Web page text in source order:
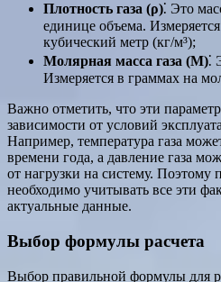
Плотность газа (ρ)⁚ Это
единице объема.
кубический метр (кг/м³);
Молярная масса газа (M)⁚
Измеряется в граммах на
Важно отметить, что эти
зависимости от условий
Например, температура газа
времени года, а давление газа
от нагрузки на систему. Поэтому
необходимо учитывать все эти
актуальные данные.
Выбор формулы расчета
Выбор правильной формулы для